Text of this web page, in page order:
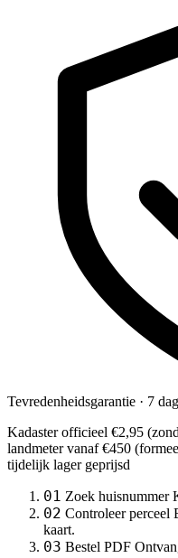
Tevredenheidsgarantie · 7
Kadaster officieel €2,95
landmetervanaf €450
tijdelijk lager geprijsd
01 Zoek huisnummer
02 Controleer perceel
kaart.
03 Bestel PDF